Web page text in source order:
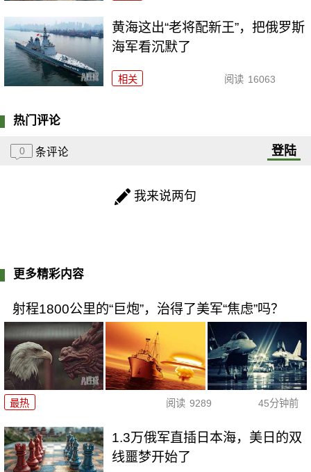
黄海这出“老将配新王”，把俄罗斯
海军看沉默了
相关 阅读 16063
热门评论
0 条评论 登陆
我来说两句
更多精彩内容
射程1800公里的“巨炮”，治得了美军“焦虑”吗？
最热 阅读 9289 45分钟前
1.3万俄军直插日本海，美日的双
线噩梦开始了